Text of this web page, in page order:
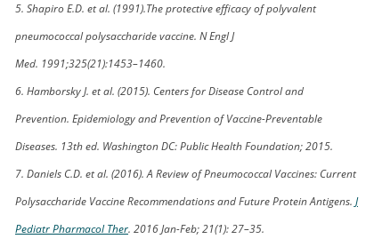
5. Shapiro E.D. et al. (1991).The protective efficacy of polyvalent
pneumococcal polysaccharide vaccine. N Engl J
Med. 1991;325(21):1453–1460.
6. Hamborsky J. et al. (2015). Centers for Disease Control and
Prevention. Epidemiology and Prevention of Vaccine-Preventable
Diseases. 13th ed. Washington DC: Public Health Foundation; 2015.
7. Daniels C.D. et al. (2016). A Review of Pneumococcal Vaccines: Current
Polysaccharide Vaccine Recommendations and Future Protein Antigens. J
Pediatr Pharmacol Ther. 2016 Jan-Feb; 21(1): 27–35.